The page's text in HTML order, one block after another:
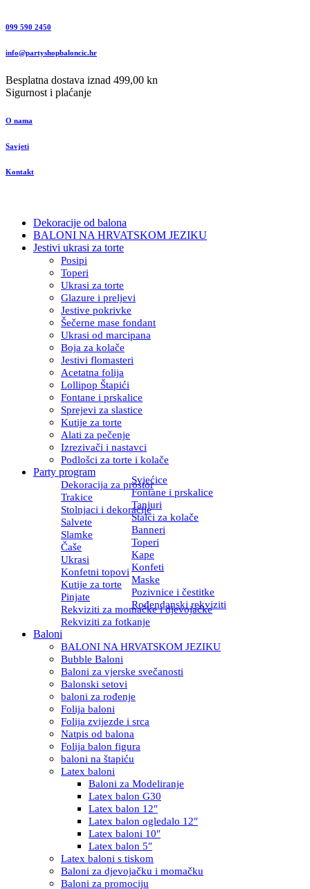
099 590 2450
info@partyshopbaloncic.hr
Besplatna dostava iznad 499,00 kn
Sigurnost i plaćanje
O nama
Savjeti
Kontakt
Dekoracije od balona
BALONI NA HRVATSKOM JEZIKU
Jestivi ukrasi za torte
Posipi
Toperi
Ukrasi za torte
Glazure i preljevi
Jestive pokrivke
Šečerne mase fondant
Ukrasi od marcipana
Boja za kolače
Jestivi flomasteri
Acetatna folija
Lollipop Štapići
Fontane i prskalice
Sprejevi za slastice
Kutije za torte
Alati za pečenje
Izrezivači i nastavci
Podlošci za torte i kolače
Party program
Dekoracija za prostor
Svjećice
Trakice
Fontane i prskalice
Stolnjaci i dekoracije
Tanjuri
Salvete
Stalci za kolače
Slamke
Banneri
Čaše
Toperi
Ukrasi
Kape
Konfetni topovi Konfeti
Kutije za torte
Maske
Pinjate
Pozivnice i čestitke
Rekviziti za momačke i djevojačke
Rođendanski rekviziti
Rekviziti za fotkanje
Baloni
BALONI NA HRVATSKOM JEZIKU
Bubble Baloni
Baloni za vjerske svečanosti
Balonski setovi
baloni za rođenje
Folija baloni
Folija zvijezde i srca
Natpis od balona
Folija balon figura
baloni na štapiću
Latex baloni
Baloni za Modeliranje
Latex balon G30
Latex balon 12″
Latex balon ogledalo 12″
Latex baloni 10″
Latex balon 5″
Latex baloni s tiskom
Baloni za djevojačku i momačku
Baloni za promociju